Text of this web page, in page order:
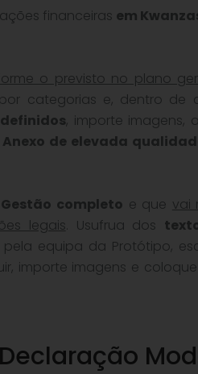
financeiras em
o previsto no plano
categorias e, dentro de
, importe imagens,
Anexo de elevada
completo e que vai
legais . Usufrua dos
pela equipa da Protótipo,
importe imagens e
Declaração